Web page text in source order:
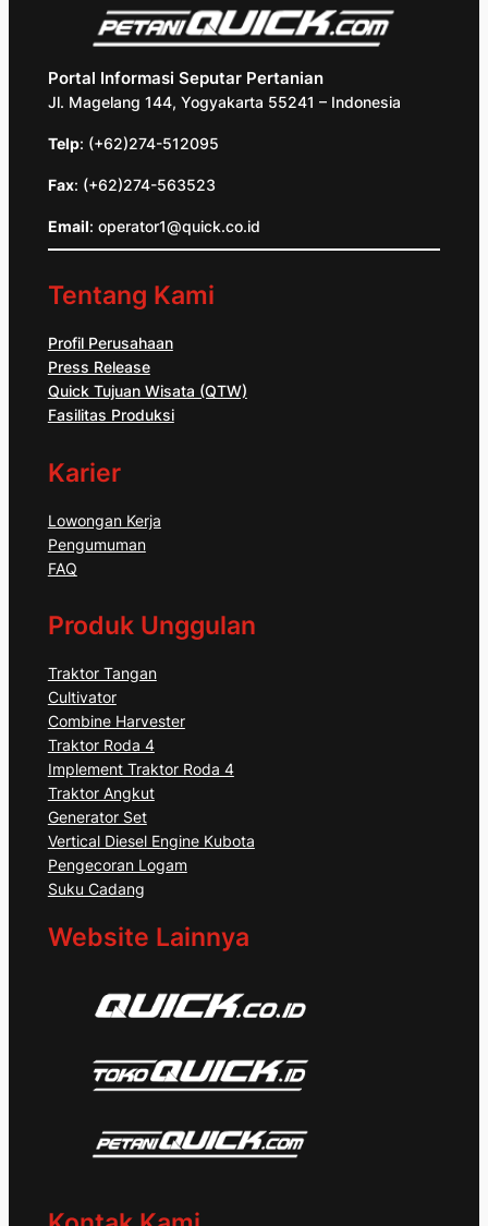
Portal Informasi Seputar Pertanian
Jl. Magelang 144, Yogyakarta 55241 – Indonesia
Telp: (+62)274-512095
Fax: (+62)274-563523
Email: operator1@quick.co.id
Tentang Kami
Profil Perusahaan
Press Release
Quick Tujuan Wisata (QTW)
Fasilitas Produksi
Karier
Lowongan Kerja
Pengumuman
FAQ
Produk Unggulan
Traktor Tangan
Cultivator
Combine Harvester
Traktor Roda 4
Implement Traktor Roda 4
Traktor Angkut
Generator Set
Vertical Diesel Engine Kubota
Pengecoran Logam
Suku Cadang
Website Lainnya